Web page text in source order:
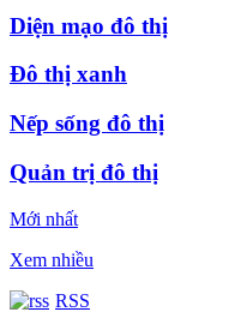
Diện mạo đô thị
Đô thị xanh
Nếp sống đô thị
Quản trị đô thị
Mới nhất
Xem nhiều
RSS